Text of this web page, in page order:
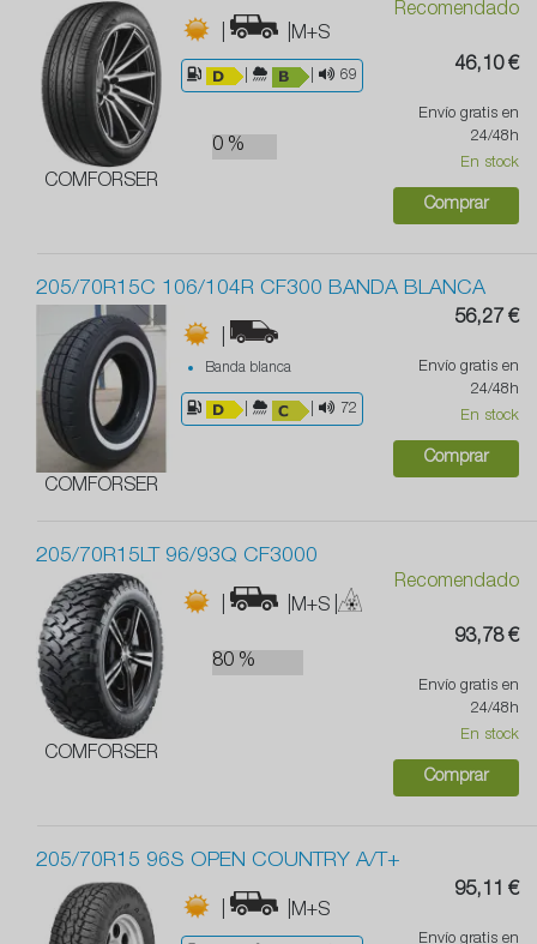
COMFORSER
| |M+S
69
0 %
Recomendado
46,10 €
Envío gratis en
24/48h
En stock
Comprar
205/70R15C 106/104R CF300 BANDA BLANCA
COMFORSER
|
Banda blanca
72
56,27 €
Envío gratis en
24/48h
En stock
Comprar
205/70R15LT 96/93Q CF3000
COMFORSER
| |M+S |
80 %
Recomendado
93,78 €
Envío gratis en
24/48h
En stock
Comprar
205/70R15 96S OPEN COUNTRY A/T+
| |M+S
95,11 €
Envío gratis en